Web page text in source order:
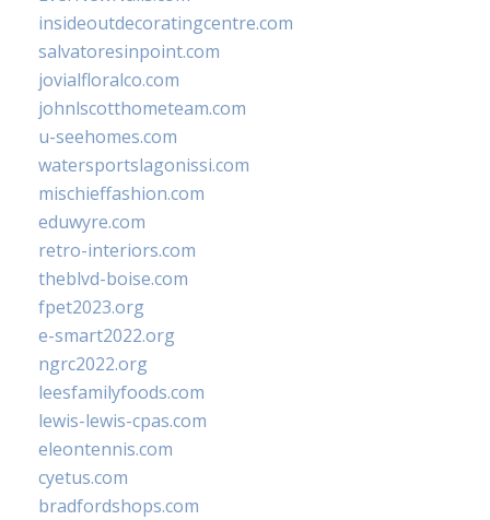
insideoutdecoratingcentre.com
salvatoresinpoint.com
jovialfloralco.com
johnlscotthometeam.com
u-seehomes.com
watersportslagonissi.com
mischieffashion.com
eduwyre.com
retro-interiors.com
theblvd-boise.com
fpet2023.org
e-smart2022.org
ngrc2022.org
leesfamilyfoods.com
lewis-lewis-cpas.com
eleontennis.com
cyetus.com
bradfordshops.com